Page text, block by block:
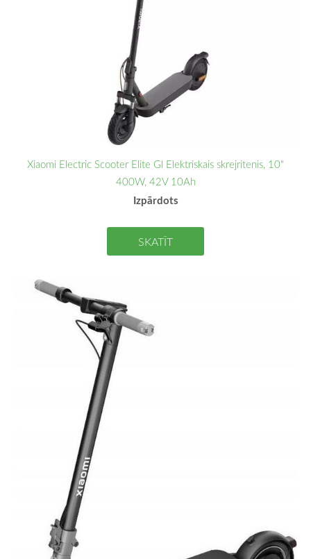
Xiaomi Electric Scooter Elite Gl Elektriskais skrejritenis, 10"
400W, 42V 10Ah
Izpārdots
SKATĪT